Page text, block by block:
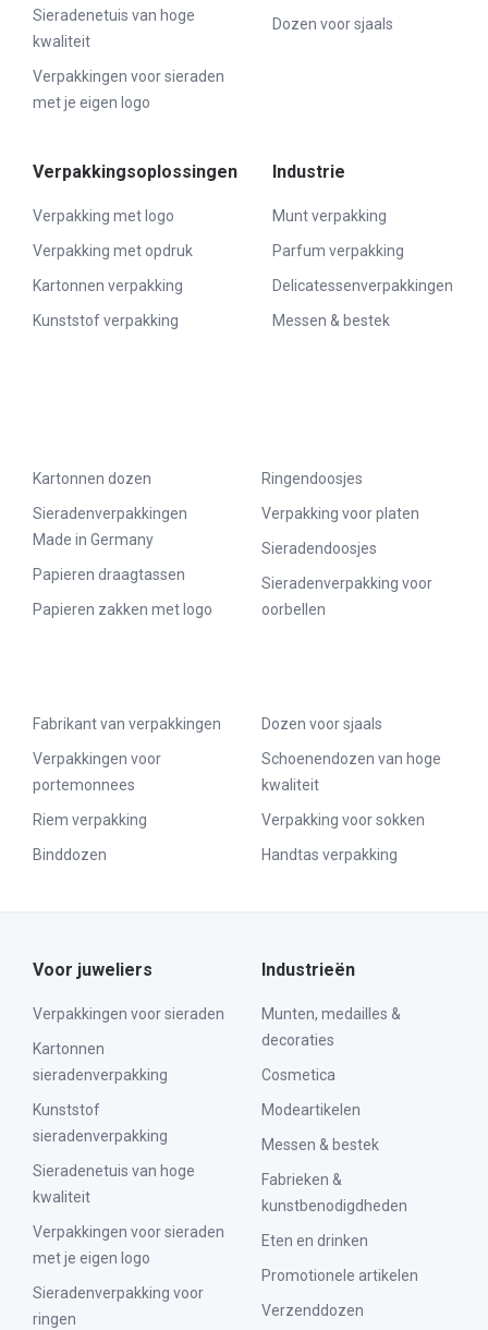
Sieradenetuis van hoge
kwaliteit
Verpakkingen voor sieraden
met je eigen logo
Dozen voor sjaals
Verpakkingsoplossingen
Verpakking met logo
Verpakking met opdruk
Kartonnen verpakking
Kunststof verpakking
Industrie
Munt verpakking
Parfum verpakking
Delicatessenverpakkingen
Messen & bestek
Kartonnen dozen
Sieradenverpakkingen
Made in Germany
Papieren draagtassen
Papieren zakken met logo
Ringendoosjes
Verpakking voor platen
Sieradendoosjes
Sieradenverpakking voor
oorbellen
Fabrikant van verpakkingen
Verpakkingen voor
portemonnees
Riem verpakking
Binddozen
Dozen voor sjaals
Schoenendozen van hoge
kwaliteit
Verpakking voor sokken
Handtas verpakking
Voor juweliers
Verpakkingen voor sieraden
Kartonnen
sieradenverpakking
Kunststof
sieradenverpakking
Sieradenetuis van hoge
kwaliteit
Verpakkingen voor sieraden
met je eigen logo
Sieradenverpakking voor
ringen
Industrieën
Munten, medailles &
decoraties
Cosmetica
Modeartikelen
Messen & bestek
Fabrieken &
kunstbenodigdheden
Eten en drinken
Promotionele artikelen
Verzenddozen